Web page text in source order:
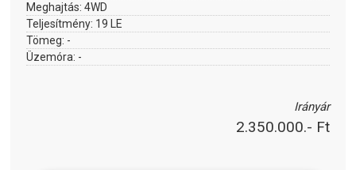
Meghajtás:4WD
Teljesítmény: 19 LE
Tömeg: -
Üzemóra: -
Irányár
2.350.000.- Ft